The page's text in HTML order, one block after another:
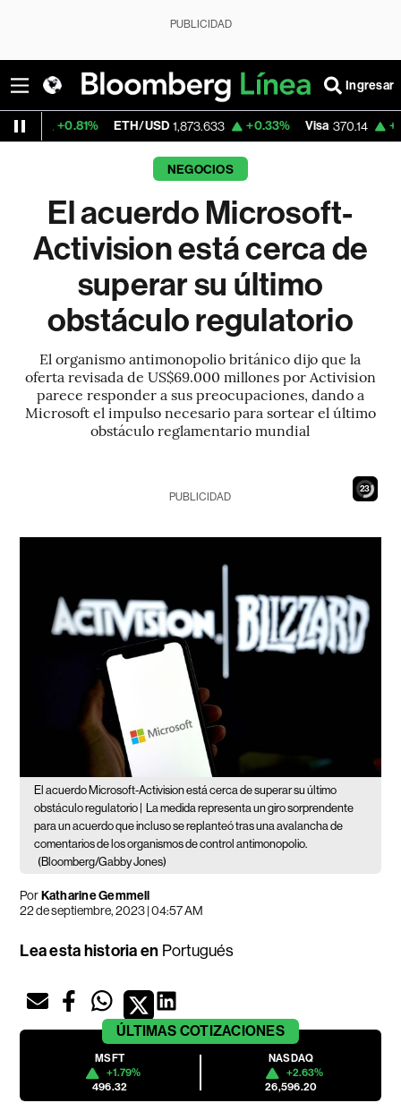
PUBLICIDAD
Ingresar
ETH/USD 1,873.633 +0.33% Visa 370.14 +1.22%
NEGOCIOS
El acuerdo Microsoft-
Activision está cerca de
superar su último
obstáculo regulatorio
El organismo antimonopolio británico dijo que la
oferta revisada de US$69.000 millones por Activision
parece responder a sus preocupaciones, dando a
Microsoft el impulso necesario para sortear el último
obstáculo reglamentario mundial
22
PUBLICIDAD
El acuerdo Microsoft-Activision está cerca de superar su último
obstáculo regulatorio |
La medida representa un giro sorprendente
para un acuerdo que incluso se replanteó tras una avalancha de
comentarios de los organismos de control antimonopolio.
(Bloomberg/Gabby Jones)
PorKatharine Gemmell
22 de septiembre, 2023 | 04:57 AM
Lea esta historia en Portugués
ÚLTIMAS COTIZACIONES
MSFT
+1.79%
496.32
NASDAQ
+2.63%
26,596.20